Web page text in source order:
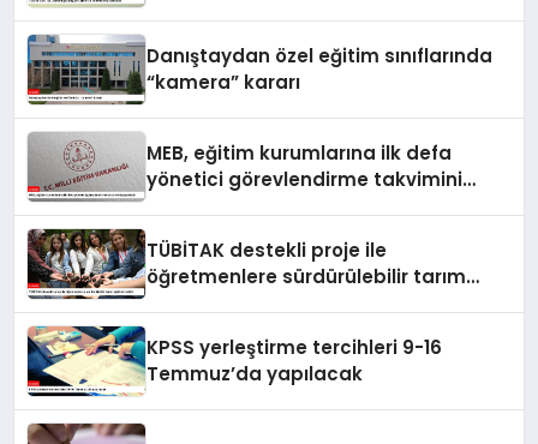
Danıştaydan özel eğitim sınıflarında
“kamera” kararı
MEB, eğitim kurumlarına ilk defa
yönetici görevlendirme takvimini
TÜBİTAK destekli proje ile
öğretmenlere sürdürülebilir tarım
KPSS yerleştirme tercihleri 9-16
Temmuz’da yapılacak